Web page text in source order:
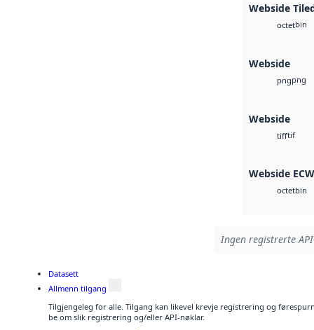
Webside
octetbin
Webside
pngpng
Webside
tifftif
Webside ECW
octetbin
Ingen registrerte
Datasett
Allmenn tilgang
Tilgjengeleg for alle. Tilgang kan likevel krevje registrering og
be om slik registrering og/eller API-nøklar.